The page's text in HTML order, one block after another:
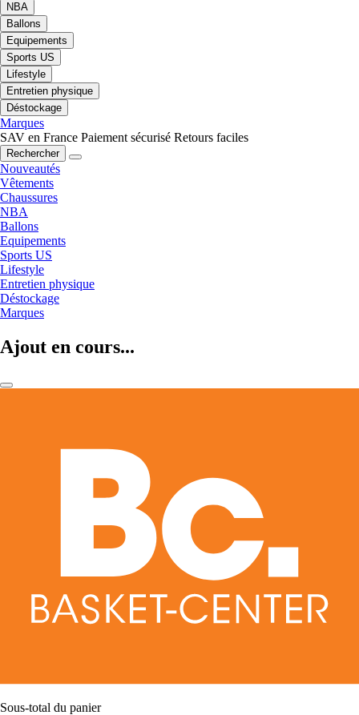
NBA
Ballons
Equipements
Sports US
Lifestyle
Entretien physique
Déstockage
Marques
SAV en France Paiement sécurisé Retours faciles
Rechercher
Nouveautés
Vêtements
Chaussures
NBA
Ballons
Equipements
Sports US
Lifestyle
Entretien physique
Déstockage
Marques
Ajout en cours...
Sous-total du panier